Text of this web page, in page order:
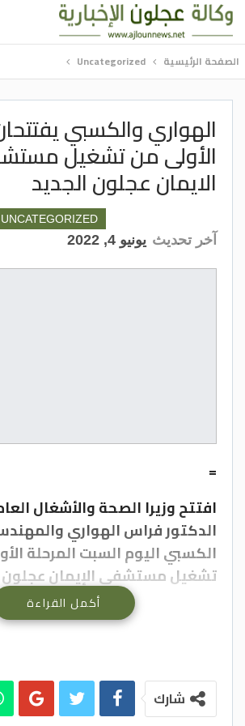
الصفحة الرئيسية Uncategorized
الهواري والكسبي
الأولى من تشغيل
الايمان عجلون الجديد
UNCATEGORIZED
آخر تحديث يونيو 4, 2022
=
افتتح وزيرا الصحة والأشغال
الدكتور فراس الهواري
الكسبي اليوم السبت المرحلة
تشغيل مستشفى الإيمان عجلون
وقال الهواري “بفضل تضافر
بين وزارة الصحة ووزارة الأشغال
افتتاح المرحلة الأولى من
الايمان الجديد وقبل شهر من
أكمل القراءة
شارك